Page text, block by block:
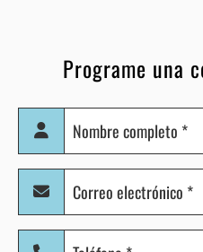
Programe una
Nombre
completo
(Obligatorio)
Correo
electrónico
(Obligatorio)
Teléfono